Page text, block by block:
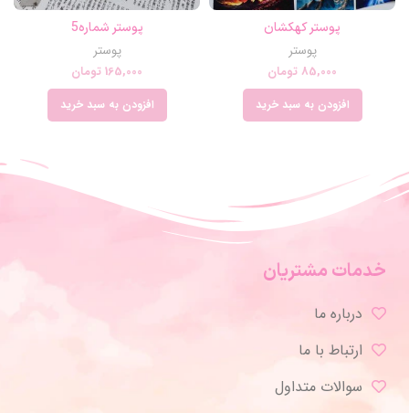
پوستر کهکشان
پوستر
85,000 تومان
افزودن به سبد خرید
پوستر شماره5
پوستر
165,000تومان
افزودن به سبد خرید
خدمات مشتریان
درباره ما
ارتباط با ما
سوالات متداول